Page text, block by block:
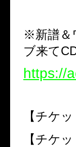
※新譜＆
ブ来て
https://
【チケ
【チケ